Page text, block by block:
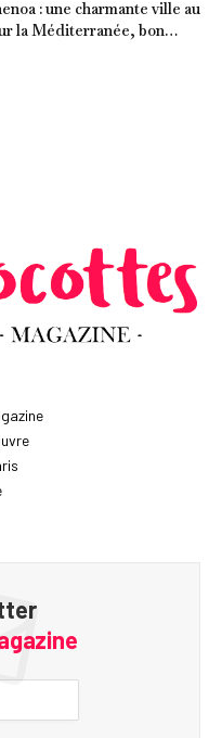
: une charmante ville au
la Méditerranée, bon